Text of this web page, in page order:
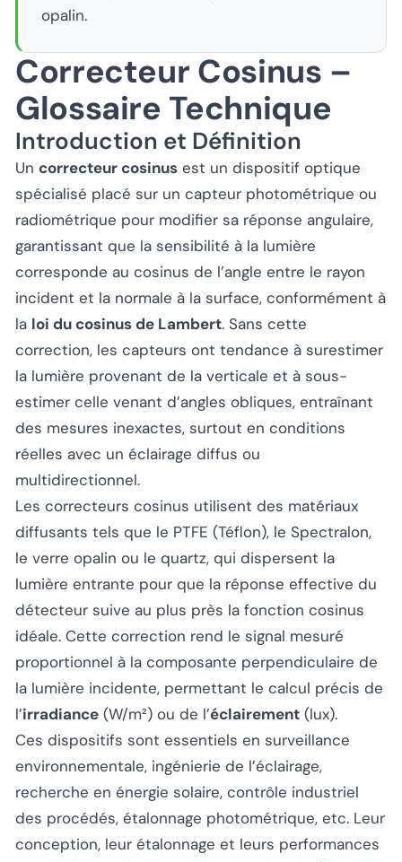
opalin.
Correcteur Cosinus –
Glossaire Technique
Introduction et Définition
Un correcteur cosinus est un dispositif optique
spécialisé placé sur un capteur photométrique ou
radiométrique pour modifier sa réponse angulaire,
garantissant que la sensibilité à la lumière
corresponde au cosinus de l’angle entre le rayon
incident et la normale à la surface, conformément à
la loi du cosinus de Lambert. Sans cette
correction, les capteurs ont tendance à surestimer
la lumière provenant de la verticale et à sous-
estimer celle venant d’angles obliques, entraînant
des mesures inexactes, surtout en conditions
réelles avec un éclairage diffus ou
multidirectionnel.
Les correcteurs cosinus utilisent des matériaux
diffusants tels que le PTFE (Téflon), le Spectralon,
le verre opalin ou le quartz, qui dispersent la
lumière entrante pour que la réponse effective du
détecteur suive au plus près la fonction cosinus
idéale. Cette correction rend le signal mesuré
proportionnel à la composante perpendiculaire de
la lumière incidente, permettant le calcul précis de
l’irradiance (W/m²) ou de l’éclairement (lux).
Ces dispositifs sont essentiels en surveillance
environnementale, ingénierie de l’éclairage,
recherche en énergie solaire, contrôle industriel
des procédés, étalonnage photométrique, etc. Leur
conception, leur étalonnage et leurs performances